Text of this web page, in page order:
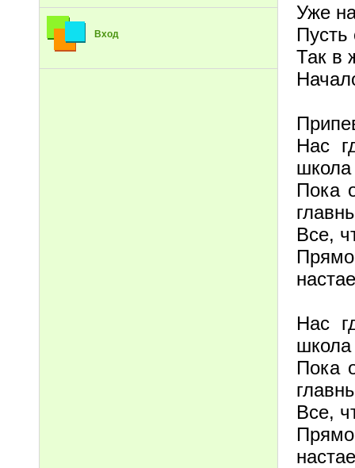
Вход
Уже
Пусть
Так в
Нас
школа
Пока
Все,
Нас
школа
Пока
Все,